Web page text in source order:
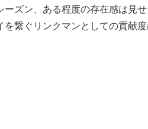
ズン、ある程度の存在感は見せ
繋ぐリンクマンとしての貢献